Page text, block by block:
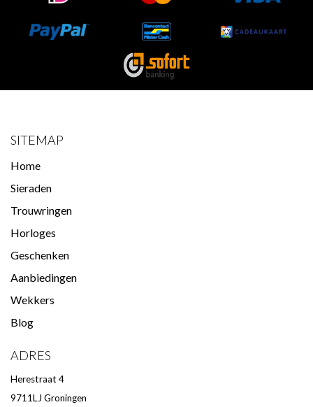
SITEMAP
Home
Sieraden
Trouwringen
Horloges
Geschenken
Aanbiedingen
Wekkers
Blog
ADRES
Herestraat 4
9711LJ Groningen